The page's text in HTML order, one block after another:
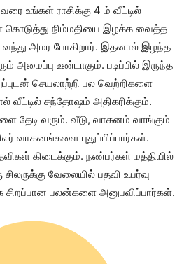
உங்கள் ராசிக்கு 4 ம் வீட்டில்
கொடுத்து நிம்மதியை இழக்க வைத்த
வந்து அமர போகிறார். இதனால் இழந்த
அமைப்பு உண்டாகும். படிப்பில் இருந்த
செயலாற்றி பல வெற்றிகளை
வீட்டில் சந்தோஷம் அதிகரிக்கும்.
தேடி வரும். வீடு, வாகனம் வாங்கும்
வாகனங்களை புதுப்பிப்பார்கள்.
கிடைக்கும். நண்பர்கள் மத்தியில்
சிலருக்கு வேலையில் பதவி உயர்வு
சிறப்பான பலன்களை அனுபவிப்பார்கள்.